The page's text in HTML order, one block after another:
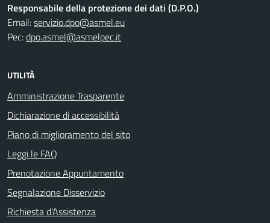
Responsabile della protezione dei dati (D.P.O.)
Email:servizio.dpo@asmel.eu
Pec:dpo.asmel@asmelpec.it
UTILITÀ
Amministrazione Trasparente
Dichiarazione di accessibilità
Piano di miglioramento del sito
Leggi le FAQ
Prenotazione Appuntamento
Segnalazione Disservizio
Richiesta d'Assistenza